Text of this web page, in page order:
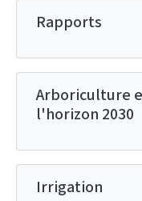
Rapports
Arboriculture
l'horizon 2030
Irrigation